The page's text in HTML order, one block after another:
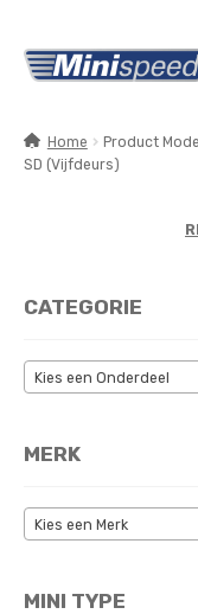
Ga
door
navigatie
Ga
naar
inhoud
SERVICE /
Home Product
SD (Vijfdeurs)
CATEGORIE
Kies een Onderdeel
MERK
Kies een Merk
MINI TYPE